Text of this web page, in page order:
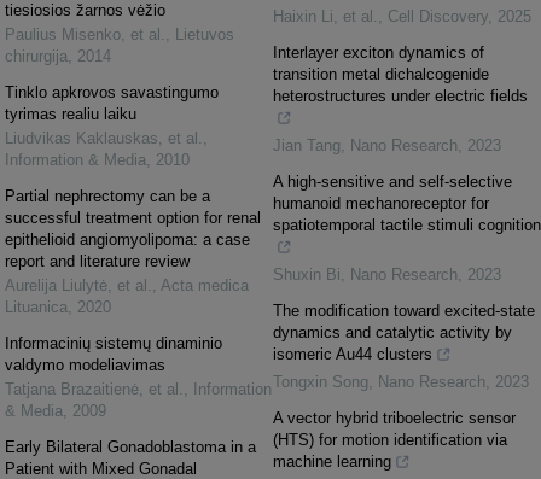
tiesiosios žarnos vėžio
Paulius Misenko, et al. , Lietuvos
chirurgija, 2014
Tinklo apkrovos savastingumo
tyrimas realiu laiku
Liudvikas Kaklauskas, et al. ,
Information & Media, 2010
Partial nephrectomy can be a
successful treatment option for renal
epithelioid angiomyolipoma: a case
report and literature review
Aurelija Liulytė, et al. , Acta medica
Lituanica, 2020
Informacinių sistemų dinaminio
valdymo modeliavimas
Tatjana Brazaitienė, et al. ,
Information
& Media, 2009
Early Bilateral Gonadoblastoma in a
Patient with Mixed Gonadal
Haixin Li, et al. , Cell Discovery, 2025
Interlayer exciton dynamics of
transition metal dichalcogenide
heterostructures under electric fields
Jian Tang, Nano Research, 2023
A high-sensitive and self-selective
humanoid mechanoreceptor for
spatiotemporal tactile stimuli cognition
Shuxin Bi, Nano Research, 2023
The modification toward excited-state
dynamics and catalytic activity by
isomeric Au44 clusters
Tongxin Song, Nano Research, 2023
A vector hybrid triboelectric sensor
(HTS) for motion identification via
machine learning